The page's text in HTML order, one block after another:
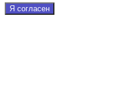
Я согласен